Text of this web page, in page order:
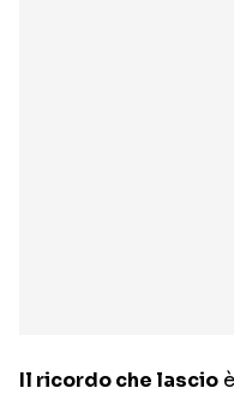
Il ricordo che lascio